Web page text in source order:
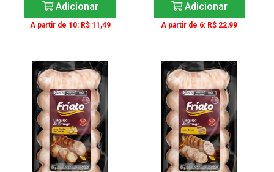
Adicionar
A partir de 10: R$ 11,49
Adicionar
A partir de 6: R$ 22,99